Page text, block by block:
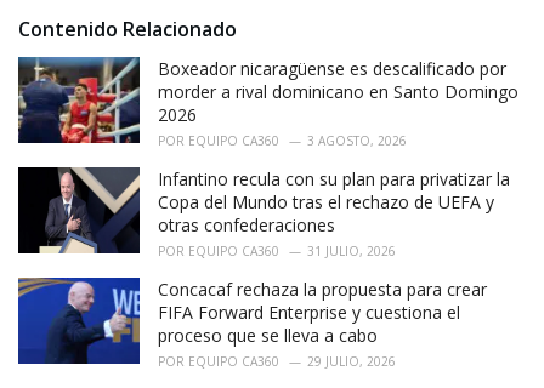
r
i
e
s
:
:Contenido Relacionado
Boxeador nicaragüense es descalificado por
morder a rival dominicano en Santo Domingo
2026
POR EQUIPO CA360 3 AGOSTO, 2026
Infantino recula con su plan para privatizar la
Copa del Mundo tras el rechazo de UEFA y
otras confederaciones
POR EQUIPO CA360 31 JULIO, 2026
Concacaf rechaza la propuesta para crear
FIFA Forward Enterprise y cuestiona el
proceso que se lleva a cabo
POR EQUIPO CA360 29 JULIO, 2026